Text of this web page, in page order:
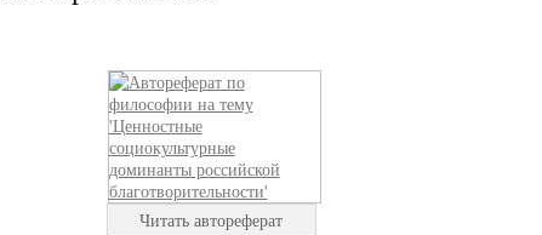
Читать автореферат